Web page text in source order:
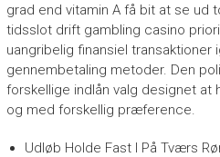
grad end vitamin A få bit at se ud
tidsslot drift gambling casino
uangribelig finansiel transaktioner
gennembetaling metoder. Den
forskellige indlån valg designet at
og med forskellig præference.
Udløb Holde Fast I På Tværs